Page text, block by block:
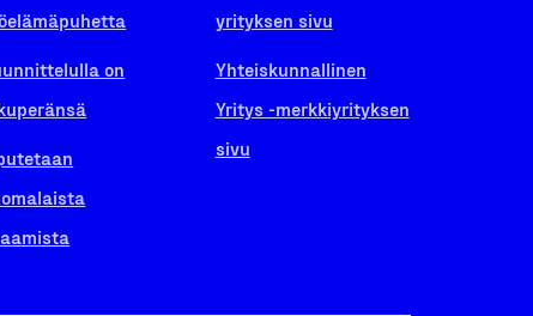
on
yrityksen sivu
Yhteiskunnallinen
Yritys -merkkiyrityksen
sivu